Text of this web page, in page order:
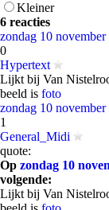
Kleiner
6 reacties
zondag 10
0
Hypertext
Lijkt bij Van
beeld is foto
zondag 10
1
General_Midi
quote:
Op zondag 10
volgende:
Lijkt bij Van